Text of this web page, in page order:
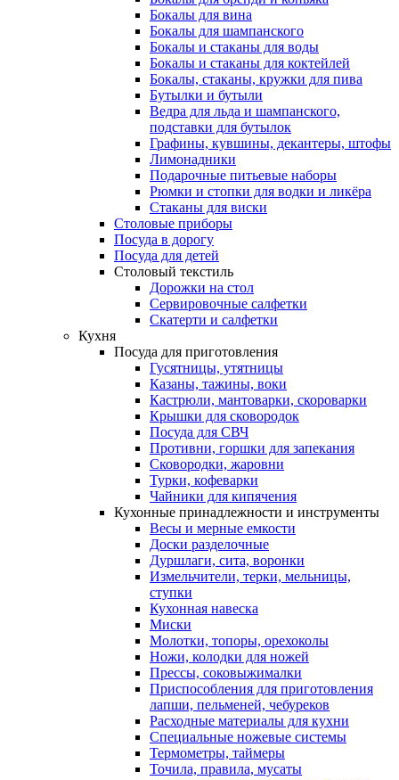
Бокалы для вина
Бокалы для шампанского
Бокалы и стаканы для воды
Бокалы и стаканы для коктейлей
Бокалы, стаканы, кружки для пива
Бутылки и бутыли
Ведра для льда и шампанского,
подставки для бутылок
Графины, кувшины, декантеры, штофы
Лимонадники
Подарочные питьевые наборы
Рюмки и стопки для водки и ликёра
Стаканы для виски
Столовые приборы
Посуда в дорогу
Посуда для детей
Столовый текстиль
Дорожки на стол
Сервировочные салфетки
Скатерти и салфетки
Кухня
Посуда для приготовления
Гусятницы, утятницы
Казаны, тажины, воки
Кастрюли, мантоварки, скороварки
Крышки для сковородок
Посуда для СВЧ
Противни, горшки для запекания
Сковородки, жаровни
Турки, кофеварки
Чайники для кипячения
Кухонные принадлежности и инструменты
Весы и мерные емкости
Доски разделочные
Дуршлаги, сита, воронки
Измельчители, терки, мельницы,
ступки
Кухонная навеска
Миски
Молотки, топоры, орехоколы
Ножи, колодки для ножей
Прессы, соковыжималки
Приспособления для приготовления
лапши, пельменей, чебуреков
Расходные материалы для кухни
Специальные ножевые системы
Термометры, таймеры
Точила, правила, мусаты